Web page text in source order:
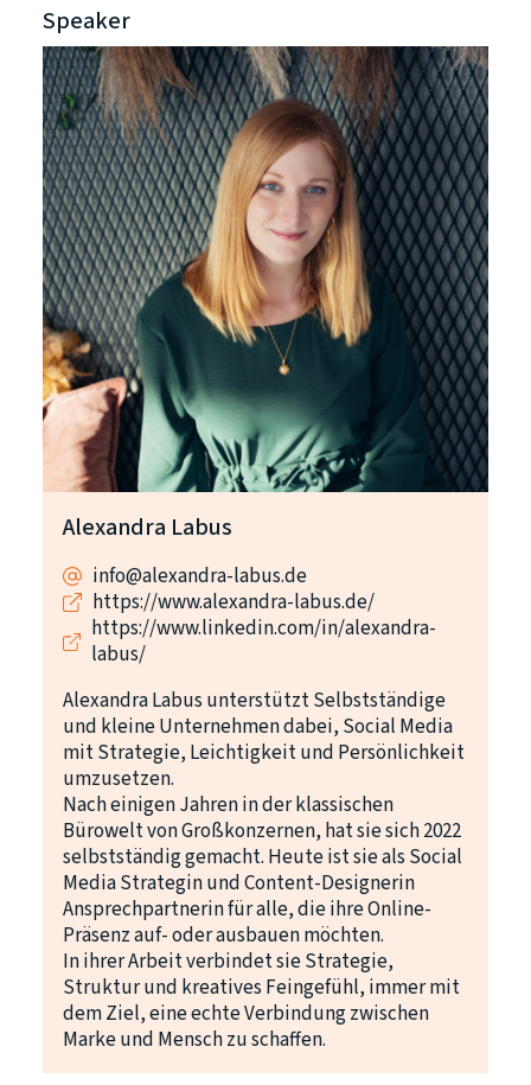
Speaker
Alexandra Labus
info@alexandra-labus.de
https://www.alexandra-labus.de/
https://www.linkedin.com/in/alexandra-
labus/
Alexandra Labus unterstützt Selbstständige
und kleine Unternehmen dabei, Social Media
mit Strategie, Leichtigkeit und Persönlichkeit
umzusetzen.
Nach einigen Jahren in der klassischen
Bürowelt von Großkonzernen, hat sie sich 2022
selbstständig gemacht. Heute ist sie als Social
Media Strategin und Content-Designerin
Ansprechpartnerin für alle, die ihre Online-
Präsenz auf- oder ausbauen möchten.
In ihrer Arbeit verbindet sie Strategie,
Struktur und kreatives Feingefühl, immer mit
dem Ziel, eine echte Verbindung zwischen
Marke und Mensch zu schaffen.